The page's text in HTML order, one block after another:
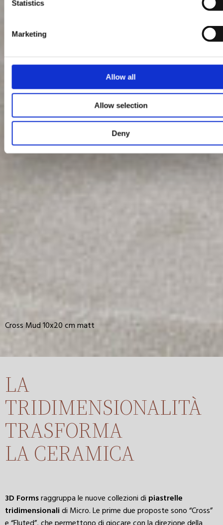
Statistics
Marketing
Allow all
Allow selection
Deny
Cross Mud 10x20 cm matt
LA
TRIDIMENSIONALITÀ
TRASFORMA
LA CERAMICA
3D Formsraggruppa le nuove collezioni di piastrelle
tridimensionalidi Micro. Le prime due proposte sono “Cross”